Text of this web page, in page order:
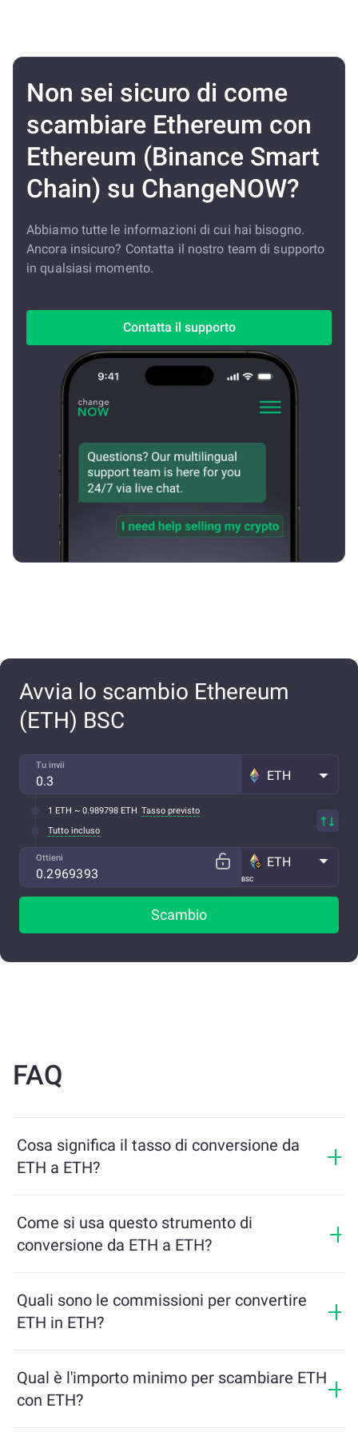
Non sei sicuro di come
scambiare Ethereum con
Ethereum (Binance Smart
Chain) su ChangeNOW?
Abbiamo tutte le informazioni di cui hai bisogno.
Ancora insicuro? Contatta il nostro team di supporto
in qualsiasi momento.
Contatta il supporto
Avvia lo scambio Ethereum
(ETH) BSC
Tu invii
ETH
1 ETH ~ 0.989798 ETH Tasso previsto
Tutto incluso
Ottieni
BSC
ETH
Scambio
FAQ
Cosa significa il tasso di conversione da
ETH a ETH?
cambio di ETH. Questo tasso varia in base alle
condizioni di mercato, all’offerta e alla domanda, e alla
Come si usa questo strumento di
conversione da ETH a ETH?
scambiare, e lo strumento calcolerà l’importo stimato
di ETH che riceverai. Poi segui i passaggi per
Quali sono le commissioni per convertire
ETH in ETH?
alla liquidità e alle condizioni di mercato. ChangeNOW
offre tariffe competitive senza costi nascosti, e
Qual è l'importo minimo per scambiare ETH
con ETH?